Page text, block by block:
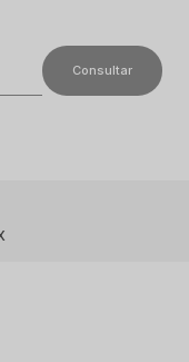
sem juros